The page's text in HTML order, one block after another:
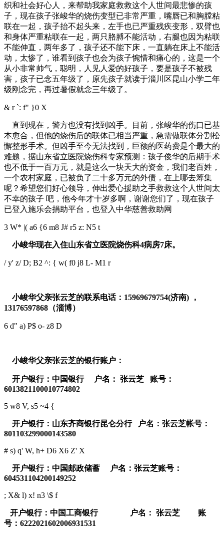
织和社会好心人，来帮助我家庭救救这个人世间最悲惨的孩
子，现在孩子张峻华的烧伤变型已非常严重，嘴唇已和胸膛粘
联在一起，孩子抬不起头来，左手也已严重残疾变形，双臂也
和身体严重粘联在一起，两只胳膊不能活动，右腿也因为粘联
不能伸直，两年多了，孩子还不能下床，一直躺在床上不能活
动，太惨了，谁看到孩子也会为孩子惋惜和痛心的，这是一个
从小非常帅气，聪明，人见人爱的好孩子，要是孩子不被残
害，孩子已念五年级了，原先孩子就读于淄川区昆山小学二年
级刚念完，再过暑假就念三年级了。
& r `: f" }0 X
直到现在，警方也没有找到凶手。目前，张峻华的伤口已基
本愈合，但他的烧伤后的联体已相当严重，急需做联体分割松
懈整形手术。但凶手至今无法找到，巨额的医药费是个最大的
难题，据山东省立医院烧伤科专家预测：孩子俊华的后期手术
也不低于一百万元，就是这么一块天大的资金，我们老百姓，
一个农村家庭，已被负了二十多万元的外债，在上哪去筹集
呢？希望您们好心领导，伸出爱心援助之手救救这个人世间太
不幸的孩子 吧，他今年才十岁多啊，谢谢您们了，现在孩子
已登入施乐会捐助平台，也登入中华慈善救助网
3 W* |( a6 {6 m8 J# r5 z: N5 t
小峻华现在入住山东省立医院烧伤科4病房7床。
/ y' z/ D; B2 ^: { w( f0 j8 L- M1 r
小峻华父亲张云芝的联系电话： 15969679754(济南)
，
13176597868 （淄博）
6 d" a) P$ o- z8 D
小峻华父亲张云芝的银行账户：
开户银行：中国银行 户名： 张云芝
账号：
6013821100010774802
5 w8 V, s5 ~4 {
开户银行：山东齐商银行昆仑分行
户名：张云芝帐号：
801103299000143580
# s) q' W, h+ D6 X6 Z' X
开户银行：中国邮政储蓄
户名：张云芝账号：
604531104200149252
; X& l) x! n3 \$ f
开户银行：中国工商银行 户名： 张云芝
账
号： 6222021602006931531